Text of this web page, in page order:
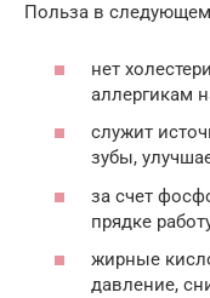
Польза в
нет
аллергикам
служит
зубы,
за счет
прядке
жирные
давление,